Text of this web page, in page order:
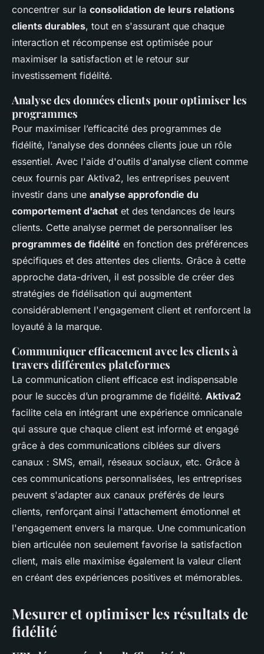
concentrer sur la consolidation de leurs relations
clients durables, tout en s'assurant que chaque
interaction et récompense est optimisée pour
maximiser la satisfaction et le retour sur
investissement fidélité.
Analyse des données clients pour optimiser les
programmes
Pour maximiser l’efficacité des programmes de
fidélité, l’analyse des données clients joue un rôle
essentiel. Avec l'aide d'outils d'analyse client comme
ceux fournis par Aktiva2, les entreprises peuvent
investir dans une analyse approfondie du
comportement d'achat et des tendances de leurs
clients. Cette analyse permet de personnaliser les
programmes de fidélité en fonction des préférences
spécifiques et des attentes des clients. Grâce à cette
approche data-driven, il est possible de créer des
stratégies de fidélisation qui augmentent
considérablement l'engagement client et renforcent la
loyauté à la marque.
Communiquer efficacement avec les clients à
travers différentes plateformes
La communication client efficace est indispensable
pour le succès d’un programme de fidélité. Aktiva2
facilite cela en intégrant une expérience omnicanale
qui assure que chaque client est informé et engagé
grâce à des communications ciblées sur divers
canaux : SMS, email, réseaux sociaux, etc. Grâce à
ces communications personnalisées, les entreprises
peuvent s'adapter aux canaux préférés de leurs
clients, renforçant ainsi l'attachement émotionnel et
l'engagement envers la marque. Une communication
bien articulée non seulement favorise la satisfaction
client, mais elle maximise également la valeur client
en créant des expériences positives et mémorables.
Mesurer et optimiser les résultats de
fidélité